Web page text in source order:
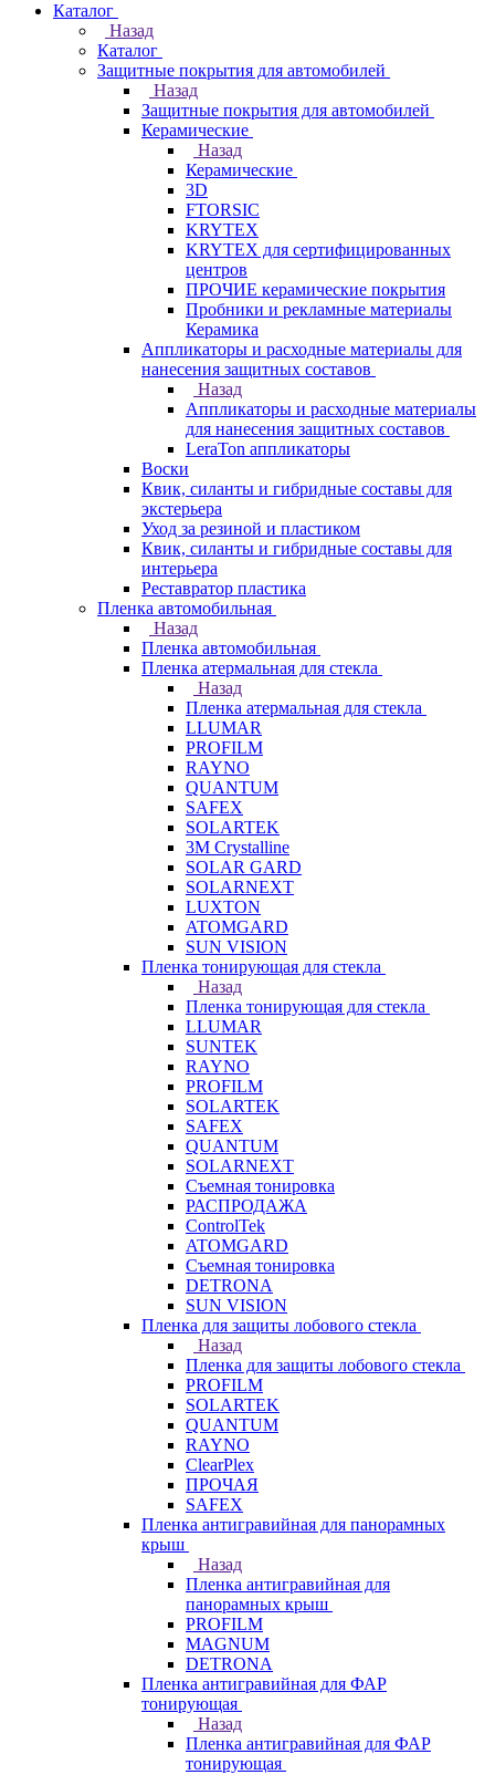
Каталог
Назад
Каталог
Защитные покрытия для автомобилей
Назад
Защитные покрытия для автомобилей
Керамические
Назад
Керамические
3D
FTORSIC
KRYTEX
KRYTEX для сертифицированных
центров
ПРОЧИЕ керамические покрытия
Пробники и рекламные материалы
Керамика
Аппликаторы и расходные материалы для
нанесения защитных составов
Назад
Аппликаторы и расходные материалы
для нанесения защитных составов
LeraTon аппликаторы
Воски
Квик, силанты и гибридные составы для
экстерьера
Уход за резиной и пластиком
Квик, силанты и гибридные составы для
интерьера
Реставратор пластика
Пленка автомобильная
Назад
Пленка автомобильная
Пленка атермальная для стекла
Назад
Пленка атермальная для стекла
LLUMAR
PROFILM
RAYNO
QUANTUM
SAFEX
SOLARTEK
3M Crystalline
SOLAR GARD
SOLARNEXT
LUXTON
ATOMGARD
SUN VISION
Пленка тонирующая для стекла
Назад
Пленка тонирующая для стекла
LLUMAR
SUNTEK
RAYNO
PROFILM
SOLARTEK
SAFEX
QUANTUM
SOLARNEXT
Съемная тонировка
РАСПРОДАЖА
ControlTek
ATOMGARD
Съемная тонировка
DETRONA
SUN VISION
Пленка для защиты лобового стекла
Назад
Пленка для защиты лобового стекла
PROFILM
SOLARTEK
QUANTUM
RAYNO
ClearPlex
ПРОЧАЯ
SAFEX
Пленка антигравийная для панорамных
крыш
Назад
Пленка антигравийная для
панорамных крыш
PROFILM
MAGNUM
DETRONA
Пленка антигравийная для ФАР
тонирующая
Назад
Пленка антигравийная для ФАР
тонирующая